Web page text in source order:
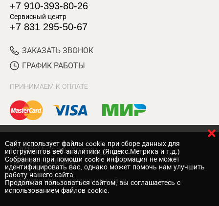
+7 910-393-80-26
Сервисный центр
+7 831 295-50-67
ЗАКАЗАТЬ ЗВОНОК
ГРАФИК РАБОТЫ
ПРИНИМАЕМ К ОПЛАТЕ
© 2017 Магазин Хозяин
Нижний Новгород
Вебмеханика — создание сайта
Cайт использует файлы cookie при сборе данных для
инструментов веб-аналитики (Яндекс.Метрика и т.д.)
Собранная при помощи cookie информация не может
идентифицировать вас, однако может помочь нам улучшить
работу нашего сайта.
Продолжая пользоваться сайтом, вы соглашаетесь с
использованием файлов cookie.